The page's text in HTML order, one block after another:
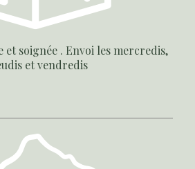
soignée . Envoi les mercredis,
et vendredis